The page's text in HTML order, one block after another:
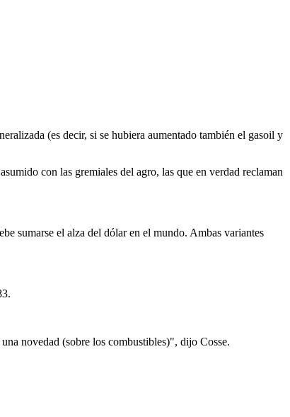
(es decir, si se hubiera aumentado también el gasoil y
con las gremiales del agro, las que en verdad reclaman
sumarse el alza del dólar en el mundo. Ambas variantes
novedad (sobre los combustibles)", dijo Cosse.